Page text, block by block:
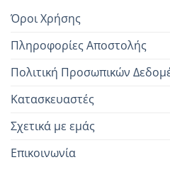
Όροι Χρήσης
Πληροφορίες Αποστολής
Πολιτική Προσωπικών
Κατασκευαστές
Σχετικά με εμάς
Επικοινωνία